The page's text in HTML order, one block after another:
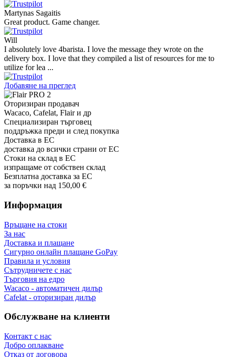
Martynas Sagaitis
Great product. Game changer.
Will
I absolutely love 4barista. I love the message they wrote on the
delivery box. I love that they compiled a list of resources for me to
utilize for lea ...
Добавяне на преглед
Оторизиран продавач
Wacaco, Cafelat, Flair и др
Специализиран търговец
поддръжка преди и след покупка
Доставка в ЕС
доставка до всички страни от ЕС
Стоки на склад в ЕС
изпращаме от собствен склад
Безплатна доставка за ЕС
за поръчки над 150,00 €
Информация
Връщане на стоки
За нас
Доставка и плащане
Сигурно онлайн плащане GoPay
Правила и условия
Сътрудничете с нас
Търговия на едро
Wacaco - автоматичен дилър
Cafelat - оторизиран дилър
Обслужване на клиенти
Контакт с нас
Добро оплакване
Отказ от договора